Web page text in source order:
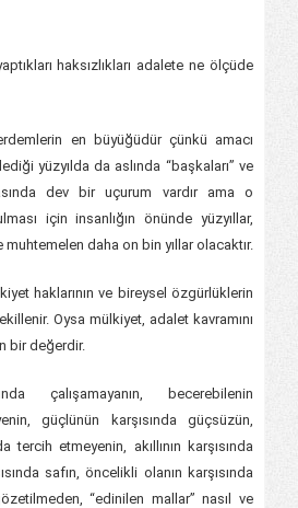
haksızlıkları adalete ne ölçüde
en büyüğüdür çünkü amacı
yüzyılda da aslında “başkaları” ve
dev bir uçurum vardır ama o
için insanlığın önünde yüzyıllar,
daha on bin yıllar olacaktır.
haklarının ve bireysel özgürlüklerin
Oysa mülkiyet, adalet kavramını
bir değerdir.
çalışamayanın, becerebilenin
güçlünün karşısında güçsüzün,
tercih etmeyenin, akıllının karşısında
safın, öncelikli olanın karşısında
“edinilen mallar” nasıl ve